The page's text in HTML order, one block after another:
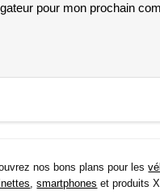
pour mon prochain
nos bons plans pour les
,smartphones et produits